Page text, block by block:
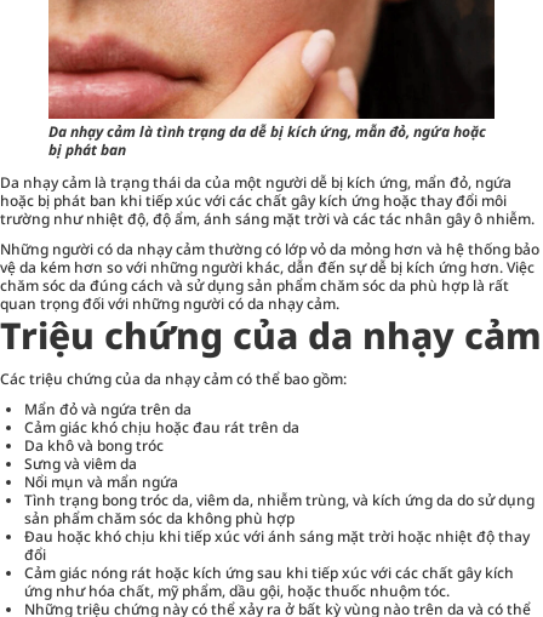
Da nhạy cảm là tình trạng da dễ bị kích ứng, mẫn đỏ, ngứa hoặc
bị phát ban
Da nhạy cảm là trạng thái da của một người dễ bị kích ứng, mẩn đỏ, ngứa
hoặc bị phát ban khi tiếp xúc với các chất gây kích ứng hoặc thay đổi môi
trường như nhiệt độ, độ ẩm, ánh sáng mặt trời và các tác nhân gây ô nhiễm.
Những người có da nhạy cảm thường có lớp vỏ da mỏng hơn và hệ thống bảo
vệ da kém hơn so với những người khác, dẫn đến sự dễ bị kích ứng hơn. Việc
chăm sóc da đúng cách và sử dụng sản phẩm chăm sóc da phù hợp là rất
quan trọng đối với những người có da nhạy cảm.
Triệu chứng của da nhạy cảm
Các triệu chứng của da nhạy cảm có thể bao gồm:
Mẩn đỏ và ngứa trên da
Cảm giác khó chịu hoặc đau rát trên da
Da khô và bong tróc
Sưng và viêm da
Nổi mụn và mẩn ngứa
Tình trạng bong tróc da, viêm da, nhiễm trùng, và kích ứng da do sử dụng
sản phẩm chăm sóc da không phù hợp
Đau hoặc khó chịu khi tiếp xúc với ánh sáng mặt trời hoặc nhiệt độ thay
đổi
Cảm giác nóng rát hoặc kích ứng sau khi tiếp xúc với các chất gây kích
ứng như hóa chất, mỹ phẩm, dầu gội, hoặc thuốc nhuộm tóc.
Những triệu chứng này có thể xảy ra ở bất kỳ vùng nào trên da và có thể